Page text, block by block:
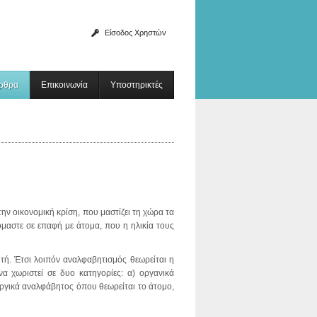
Είσοδος Χρηστών
Επικοινωνία Υποστηρικτές
οικονομική κρίση, που μαστίζει τη χώρα τα
σε επαφή με άτομα, που η ηλικία τους
Έτσι λοιπόν αναλφαβητισμός θεωρείται η
σε δυο κατηγορίες: α) οργανικά
αναλφάβητος όπου θεωρείται το άτομο,